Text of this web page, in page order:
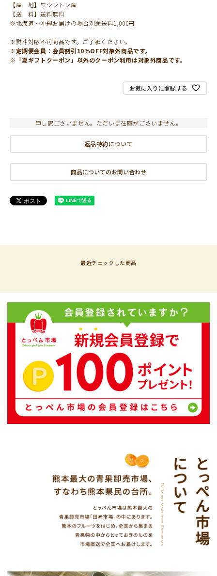
【産 地】ワシントン産
【送 料】送料無料
※北海道・沖縄お届けの場合別途送料1,000円
※熨斗対応不可商品です。ご了承ください。
※定期便会員：会員割引10％OFF対象外商品です。
※「夏ギフトクーポン」以外のクーポン利用は対象外商品です。
お気に入りに登録する
申し訳ございません。ただいま在庫がございません。
返品特約について
商品についてのお問い合わせ
最近チェックした商品